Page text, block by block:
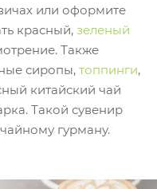
или оформите
красный, зеленый
Также
сиропы, топпинги,
китайский чай
Такой сувенир
гурману.